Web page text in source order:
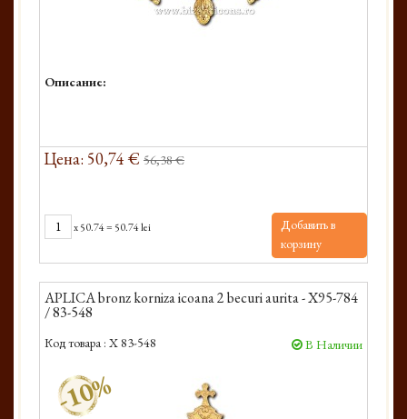
Описание:
Цена: 50,74 € 56,38 €
x50.74= 50.74 lei
Добавить в
корзину
APLICA bronz korniza icoana 2 becuri aurita - X95-784
/ 83-548
Код товара : X 83-548 В Наличии
-10%